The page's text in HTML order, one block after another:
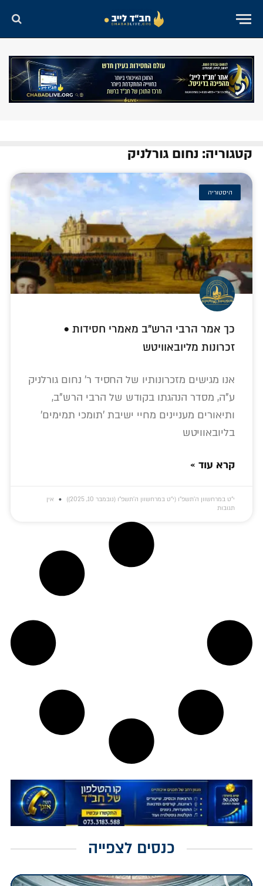
קטגוריה: נחום גורלניק
היסטוריה
כך אמר הרבי הרש"ב מאמרי חסידות •
זכרונות מליובאוויטש
אנו מגישים מזכרונותיו של החסיד ר' נחום גורלניק
ע"ה, מסדר הנהגתו בקודש של הרבי הרש"ב,
ותיאורים מעניינים מחיי ישיבת 'תומכי תמימים'
בליובאוויטש
קרא עוד »
י״ט במרחשוון ה׳תשפ״ו (י״ט במרחשוון ה׳תשפ״ו (נובמבר 10, 2025))
אין
תגובות
כנסים לצפייה